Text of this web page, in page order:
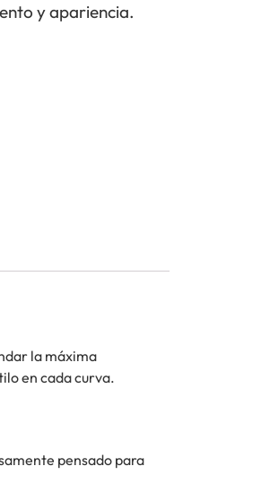
y apariencia.
la máxima
en cada curva.
pensado para